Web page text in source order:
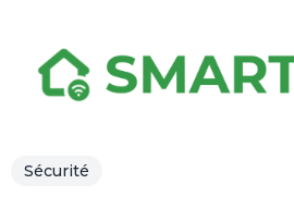
Sécurité